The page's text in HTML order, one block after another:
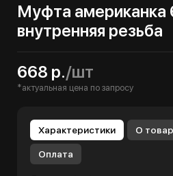
Муфта американка
внутренняя резьба
668 р./шт
*актуальная цена по запросу
Характеристики О
Оплата